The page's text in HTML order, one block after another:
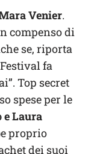
Venier.
compenso di
se, riporta
fa
Top secret
spese per le
e Laura
proprio
dei suoi